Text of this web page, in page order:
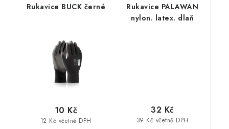
Rukavice BUCK černé
12 Kč včetně DPH
10 Kč
Rukavice PALAWAN
nylon. latex. dlaň
39 Kč včetně DPH
32 Kč